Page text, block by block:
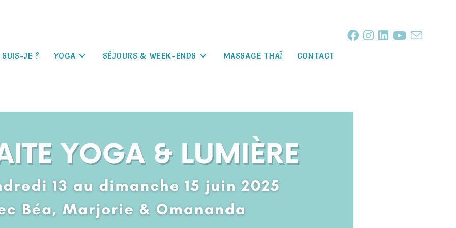
SUIS-JE ? YOGA SÉJOURS & WEEK-ENDS MASSAGE THAÏ CONTACT